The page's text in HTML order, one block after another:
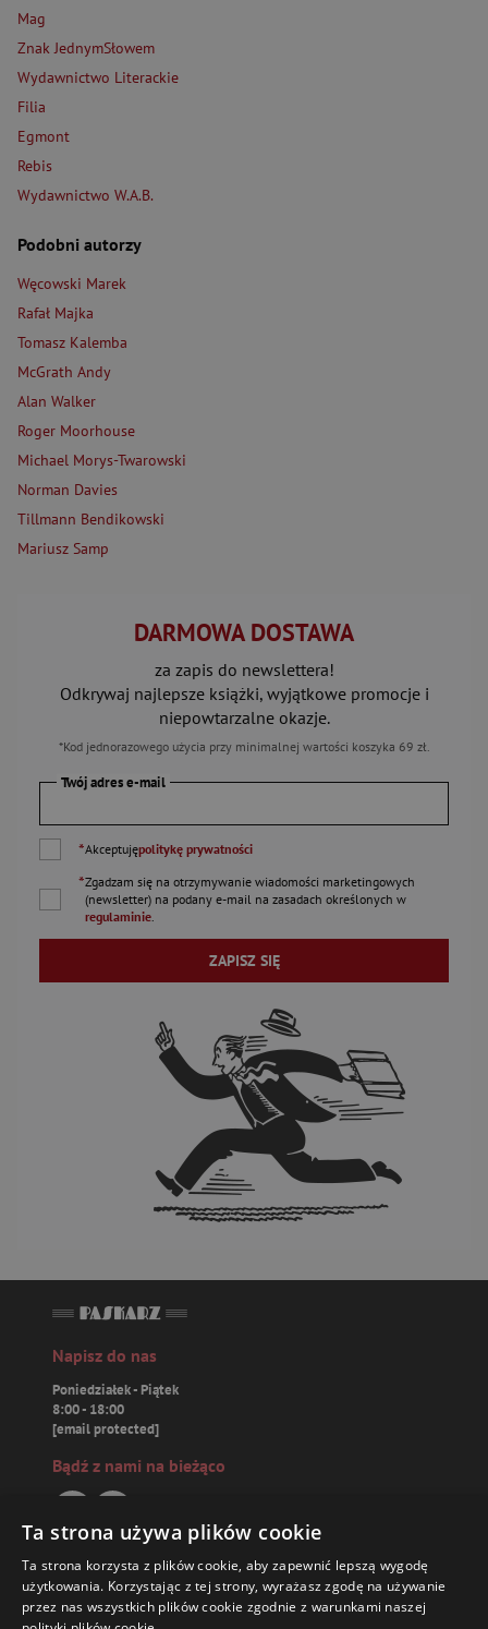
Mag
Znak JednymSłowem
Wydawnictwo Literackie
Filia
Egmont
Rebis
Wydawnictwo W.A.B.
Podobni autorzy
Węcowski Marek
Rafał Majka
Tomasz Kalemba
McGrath Andy
Alan Walker
Roger Moorhouse
Michael Morys-Twarowski
Norman Davies
Tillmann Bendikowski
Mariusz Samp
DARMOWA DOSTAWA
za zapis do newslettera!
Odkrywaj najlepsze książki, wyjątkowe promocje i
niepowtarzalne okazje.
*Kod jednorazowego użycia przy minimalnej wartości koszyka 69 zł.
Twój adres e-mail
*Akceptujępolitykę prywatności
*Zgadzam się na otrzymywanie wiadomości marketingowych
(newsletter) na podany e-mail na zasadach określonych w
regulaminie.
ZAPISZ SIĘ
Napisz do nas
Poniedziałek - Piątek
8:00 - 18:00
[email protected]
Bądź z nami na bieżąco
Paskarz.pl
Ta strona używa plików cookie
Ta strona korzysta z plików cookie, aby zapewnić lepszą wygodę
użytkowania. Korzystając z tej strony, wyrażasz zgodę na używanie
przez nas wszystkich plików cookie zgodnie z warunkami naszej